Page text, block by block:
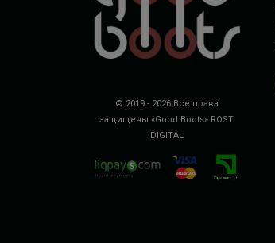
© 2019 - 2026 Все права
защищены «Good Boots» ROST
DIGITAL